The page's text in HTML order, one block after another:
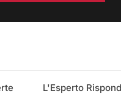
L'Esperto